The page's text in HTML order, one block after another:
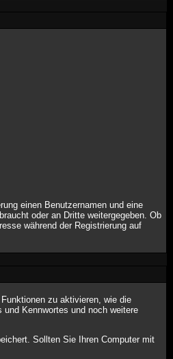
einen Benutzernamen und eine
oder an Dritte weitergegeben. Ob
während der Registrierung auf
zu aktivieren, wie die
Kennwortes und noch weitere
Sollten Sie Ihren Computer mit